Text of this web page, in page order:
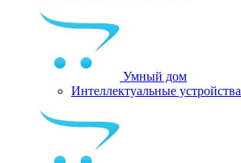
Умный дом
Интеллектуальные устройства